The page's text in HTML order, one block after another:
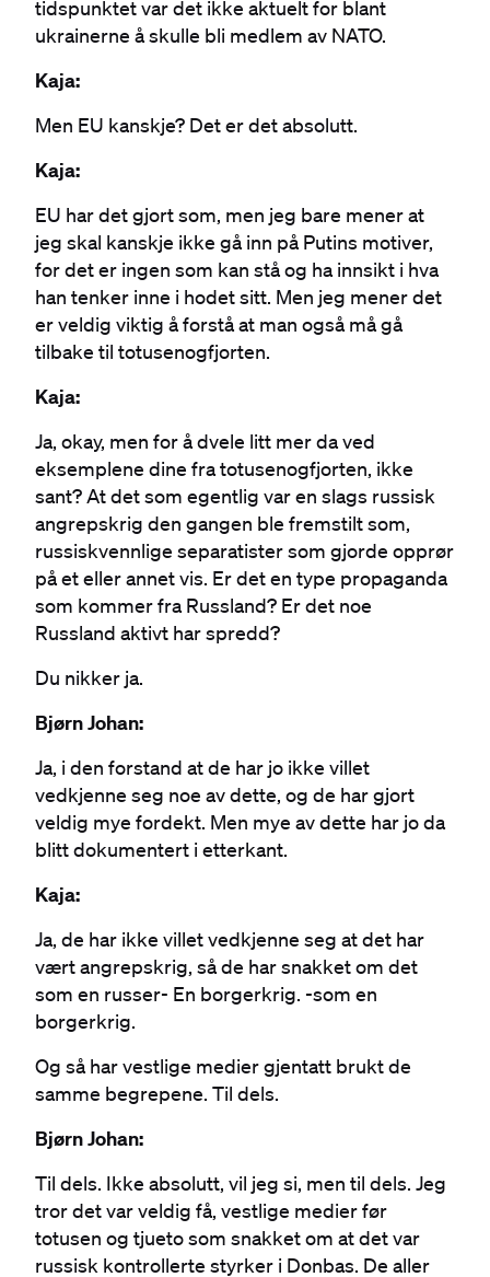
tidspunktet var det ikke aktuelt for blant
ukrainerne å skulle bli medlem av NATO.
Kaja:
Men EU kanskje? Det er det absolutt.
Kaja:
EU har det gjort som, men jeg bare mener at
jeg skal kanskje ikke gå inn på Putins motiver,
for det er ingen som kan stå og ha innsikt i hva
han tenker inne i hodet sitt. Men jeg mener det
er veldig viktig å forstå at man også må gå
tilbake til totusenogfjorten.
Kaja:
Ja, okay, men for å dvele litt mer da ved
eksemplene dine fra totusenogfjorten, ikke
sant? At det som egentlig var en slags russisk
angrepskrig den gangen ble fremstilt som,
russiskvennlige separatister som gjorde opprør
på et eller annet vis. Er det en type propaganda
som kommer fra Russland? Er det noe
Russland aktivt har spredd?
Du nikker ja.
Bjørn Johan:
Ja, i den forstand at de har jo ikke villet
vedkjenne seg noe av dette, og de har gjort
veldig mye fordekt. Men mye av dette har jo da
blitt dokumentert i etterkant.
Kaja:
Ja, de har ikke villet vedkjenne seg at det har
vært angrepskrig, så de har snakket om det
som en russer- En borgerkrig. -som en
borgerkrig.
Og så har vestlige medier gjentatt brukt de
samme begrepene. Til dels.
Bjørn Johan:
Til dels. Ikke absolutt, vil jeg si, men til dels. Jeg
tror det var veldig få, vestlige medier før
totusen og tjueto som snakket om at det var
russisk kontrollerte styrker i Donbas. De aller